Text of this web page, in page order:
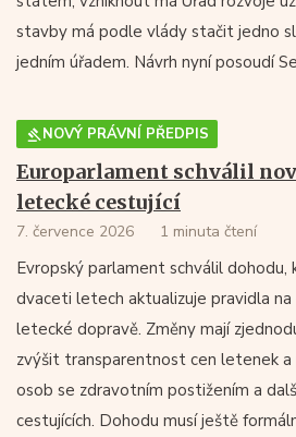
stavby má podle vlády stačit jedno
jedním úřadem. Návrh nyní posoudí
NOVÝ PRÁVNÍ PŘEDPIS
Europarlament schválil
letecké cestující
7. července 2026 1 minuta čtení
Evropský parlament schválil dohodu,
dvaceti letech aktualizuje pravidla na
letecké dopravě. Změny mají
zvýšit transparentnost cen letenek a
osob se zdravotním postižením a
cestujících. Dohodu musí ještě